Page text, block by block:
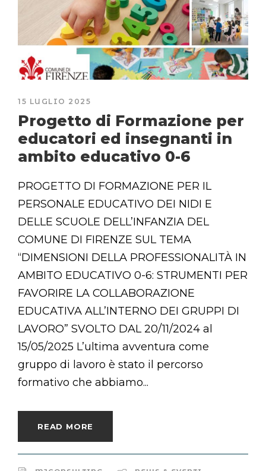
15 LUGLIO 2025
Progetto di Formazione per
educatori ed insegnanti in
ambito educativo 0-6
PROGETTO DI FORMAZIONE PER IL
PERSONALE EDUCATIVO DEI NIDI E
DELLE SCUOLE DELL’INFANZIA DEL
COMUNE DI FIRENZE SUL TEMA
“DIMENSIONI DELLA PROFESSIONALITÀ IN
AMBITO EDUCATIVO 0-6: STRUMENTI PER
FAVORIRE LA COLLABORAZIONE
EDUCATIVA ALL’INTERNO DEI GRUPPI DI
LAVORO” SVOLTO DAL 20/11/2024 al
15/05/2025 L’ultima avventura come
gruppo di lavoro è stato il percorso
formativo che abbiamo...
READ MORE